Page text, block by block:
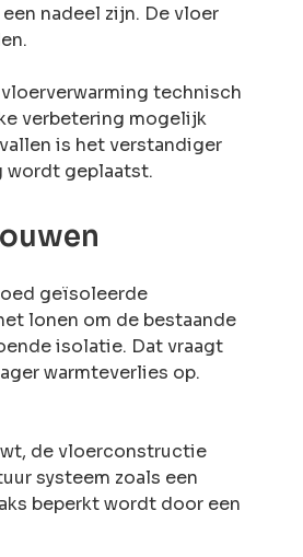
nadeel zijn. De vloer
technisch
verbetering mogelijk
is het verstandiger
wordt geplaatst.
geïsoleerde
lonen om de bestaande
isolatie. Dat vraagt
warmteverlies op.
de vloerconstructie
systeem zoals een
beperkt wordt door een